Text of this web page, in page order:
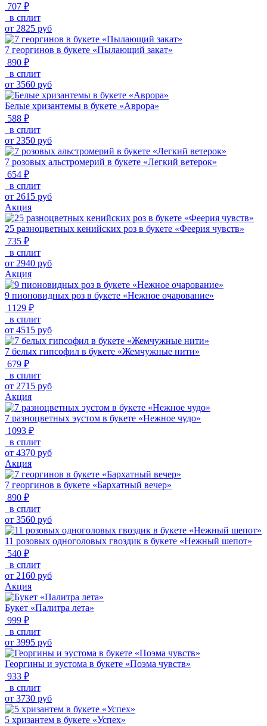
707 ₽
в сплит
от 2825 руб
7 георгинов в букете «Пылающий закат»
890 ₽
в сплит
от 3560 руб
Белые хризантемы в букете «Аврора»
588 ₽
в сплит
от 2350 руб
7 розовых альстромерий в букете «Легкий ветерок»
654 ₽
в сплит
от 2615 руб
Акция
25 разноцветных кенийских роз в букете «Феерия чувств»
735 ₽
в сплит
от 2940 руб
Акция
9 пионовидных роз в букете «Нежное очарование»
1129 ₽
в сплит
от 4515 руб
7 белых гипсофил в букете «Жемчужные нити»
679 ₽
в сплит
от 2715 руб
Акция
7 разноцветных эустом в букете «Нежное чудо»
1093 ₽
в сплит
от 4370 руб
Акция
7 георгинов в букете «Бархатный вечер»
890 ₽
в сплит
от 3560 руб
11 розовых одноголовых гвоздик в букете «Нежный шепот»
540 ₽
в сплит
от 2160 руб
Акция
Букет «Палитра лета»
999 ₽
в сплит
от 3995 руб
Георгины и эустома в букете «Поэма чувств»
933 ₽
в сплит
от 3730 руб
5 хризантем в букете «Успех»